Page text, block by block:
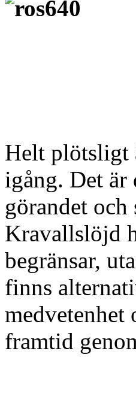
Helt plötsligt
igång. Det
görandet och
Kravallslöjd
begränsar,
finns
medvetenhet
framtid